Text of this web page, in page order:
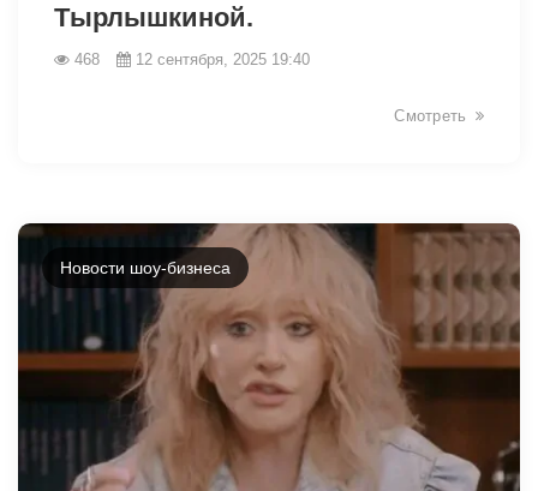
Тырлышкиной.
468 12 сентября, 2025 19:40
Смотреть
Новости шоу-бизнеса